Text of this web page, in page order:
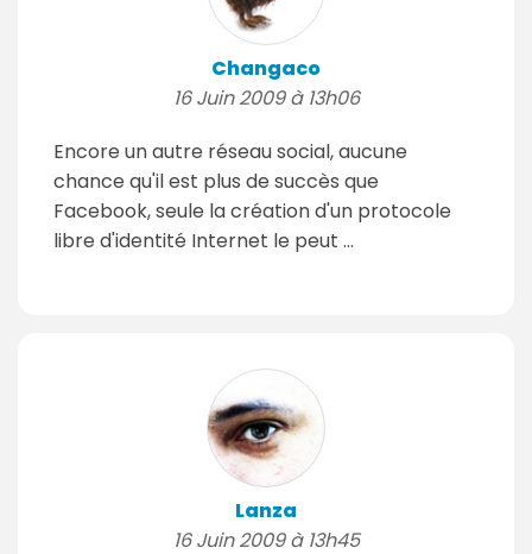
Changaco
16 Juin 2009 à 13h06
Encore un autre réseau social, aucune
chance qu'il est plus de succès que
Facebook, seule la création d'un protocole
libre d'identité Internet le peut …
Lanza
16 Juin 2009 à 13h45